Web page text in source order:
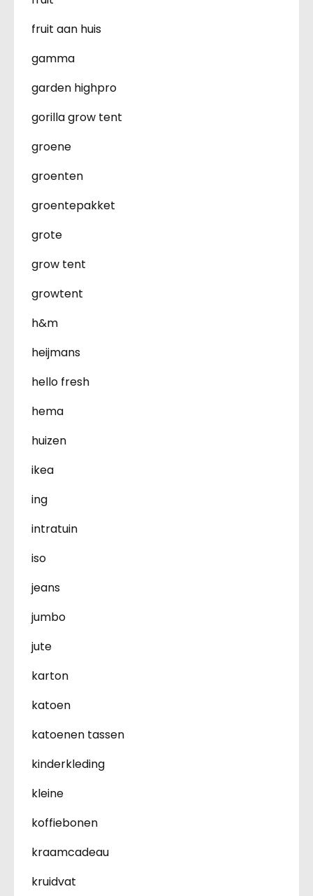
fruit aan huis
gamma
garden highpro
gorilla grow tent
groene
groenten
groentepakket
grote
grow tent
growtent
h&m
heijmans
hello fresh
hema
huizen
ikea
ing
intratuin
iso
jeans
jumbo
jute
karton
katoen
katoenen tassen
kinderkleding
kleine
koffiebonen
kraamcadeau
kruidvat